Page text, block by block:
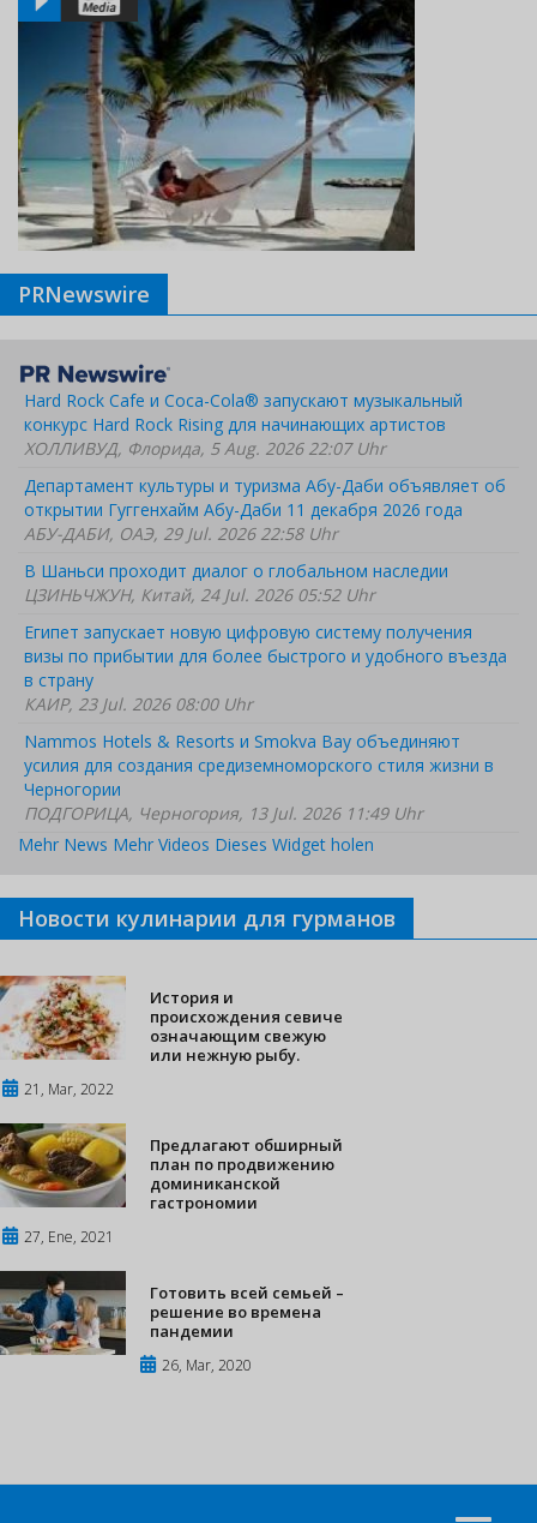
PRNewswire
Hard Rock Cafe и Coca-Cola® запускают музыкальный
конкурс Hard Rock Rising для начинающих артистов
ХОЛЛИВУД, Флорида, 5 Aug. 2026 22:07 Uhr
Департамент культуры и туризма Абу-Даби объявляет об
открытии Гуггенхайм Абу-Даби 11 декабря 2026 года
АБУ-ДАБИ, ОАЭ, 29 Jul. 2026 22:58 Uhr
В Шаньси проходит диалог о глобальном наследии
ЦЗИНЬЧЖУН, Китай, 24 Jul. 2026 05:52 Uhr
Египет запускает новую цифровую систему получения
визы по прибытии для более быстрого и удобного въезда
в страну
КАИР, 23 Jul. 2026 08:00 Uhr
Nammos Hotels & Resorts и Smokva Bay объединяют
усилия для создания средиземноморского стиля жизни в
Черногории
ПОДГОРИЦА, Черногория, 13 Jul. 2026 11:49 Uhr
Mehr News Mehr Videos Dieses Widget holen
Новости кулинарии для гурманов
История и
происхождения севиче
означающим свежую
или нежную рыбу.
21, Mar, 2022
Предлагают обширный
план по продвижению
доминиканской
гастрономии
27, Ene, 2021
Готовить всей семьей –
решение во времена
пандемии
26, Mar, 2020